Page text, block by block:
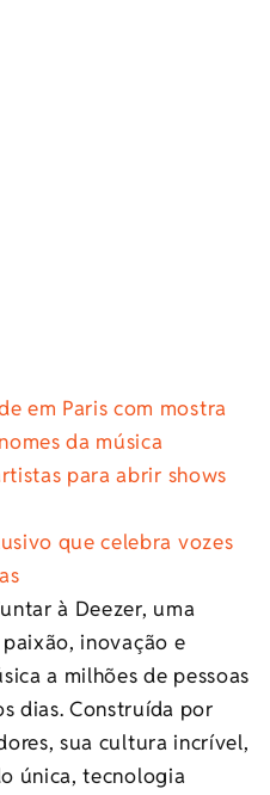
em Paris com mostra
da música
para abrir shows
que celebra vozes
à Deezer, uma
inovação e
a milhões de pessoas
dias. Construída por
sua cultura incrível,
única, tecnologia